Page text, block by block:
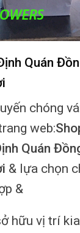
Quán
chóng
web:
Quán
& lựa chọn
&
hữu vị trí